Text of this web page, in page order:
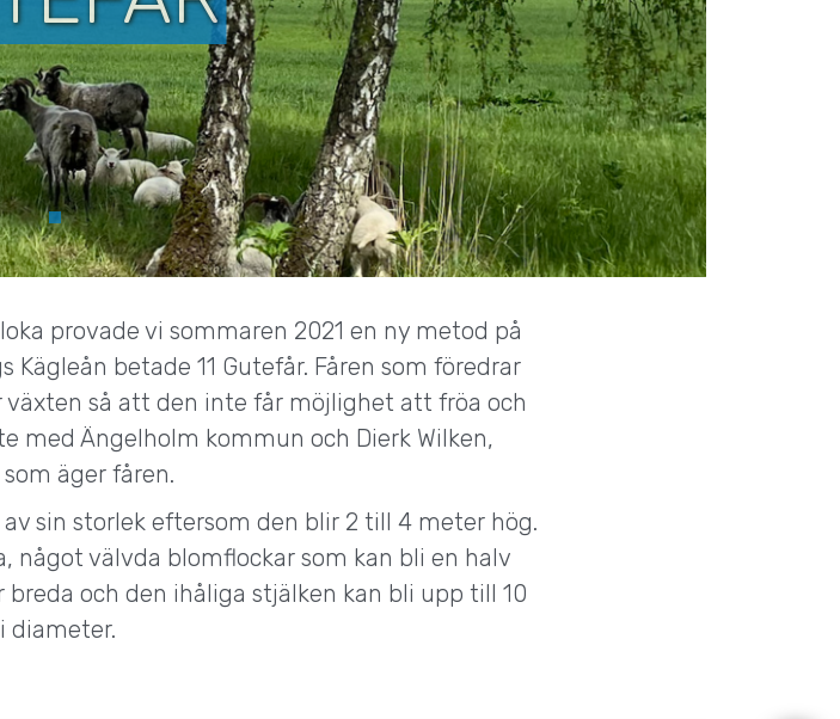
provade vi sommaren 2021 en ny metod på
betade 11 Gutefår. Fåren som föredrar
så att den inte får möjlighet att fröa och
med Ängelholm kommun och Dierk Wilken,
äger fåren.
sin storlek eftersom den blir 2 till 4 meter hög.
något välvda blomflockar som kan bli en halv
och den ihåliga stjälken kan bli upp till 10
diameter.